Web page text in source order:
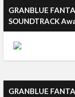
GRANBLUE
SOUNDTRACK
GRANBLUE